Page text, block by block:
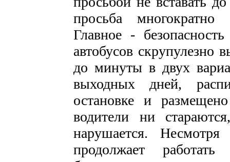
просьба многократно
Главное -
автобусов скрупулезно
до минуты в двух
выходных дней,
остановке и
водители ни
нарушается.
продолжает